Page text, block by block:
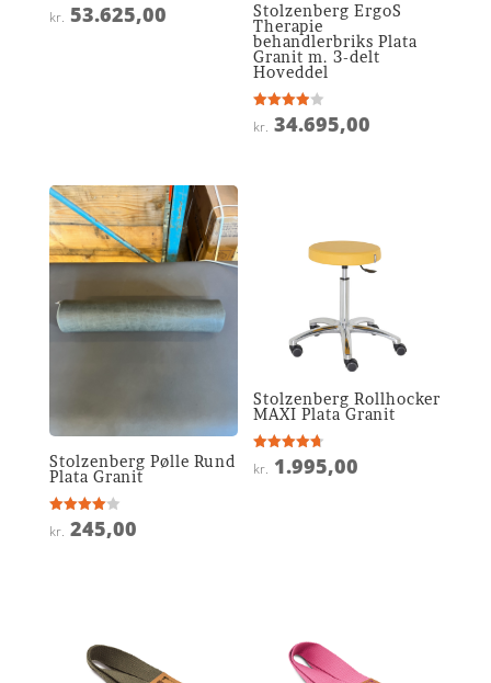
Vurderet
4.3
kr. 53.625,00
Stolzenberg ErgoS
Therapie
behandlerbriks Plata
Granit m. 3-delt
Hoveddel
Vurderet
3.9
kr. 34.695,00
Stolzenberg Pølle Rund
Plata Granit
Vurderet
4
kr. 245,00
Stolzenberg Rollhocker
MAXI Plata Granit
Vurderet
4.7
kr. 1.995,00